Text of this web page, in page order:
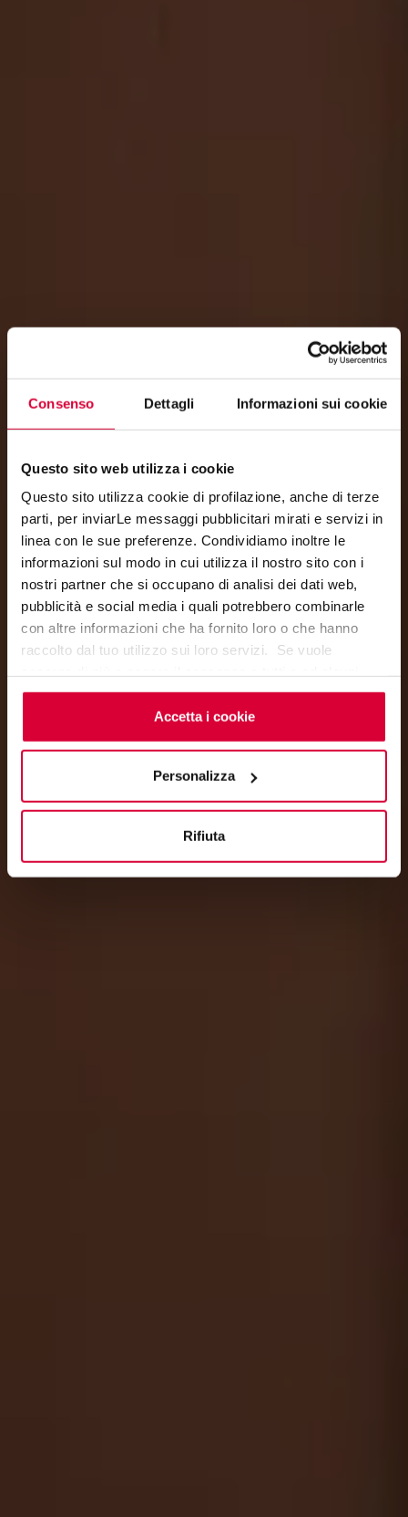
Consenso Dettagli Informazioni sui cookie
Questo sito web utilizza i cookie
Questo sito utilizza cookie di profilazione, anche di terze
parti, per inviarLe messaggi pubblicitari mirati e servizi in
linea con le sue preferenze. Condividiamo inoltre le
informazioni sul modo in cui utilizza il nostro sito con i
nostri partner che si occupano di analisi dei dati web,
pubblicità e social media i quali potrebbero combinarle
con altre informazioni che ha fornito loro o che hanno
raccolto dal tuo utilizzo sui loro servizi. Se vuole
cookieclicchi qui. Il consenso può essere espresso
cliccando sul tasto “Accetta i cookie”. Se non vuole i
cookie di profilazione può negare il consenso sul tasto
Accetta i cookie
Personalizza
Rifiuta
DOLMIX
Timeless Trend